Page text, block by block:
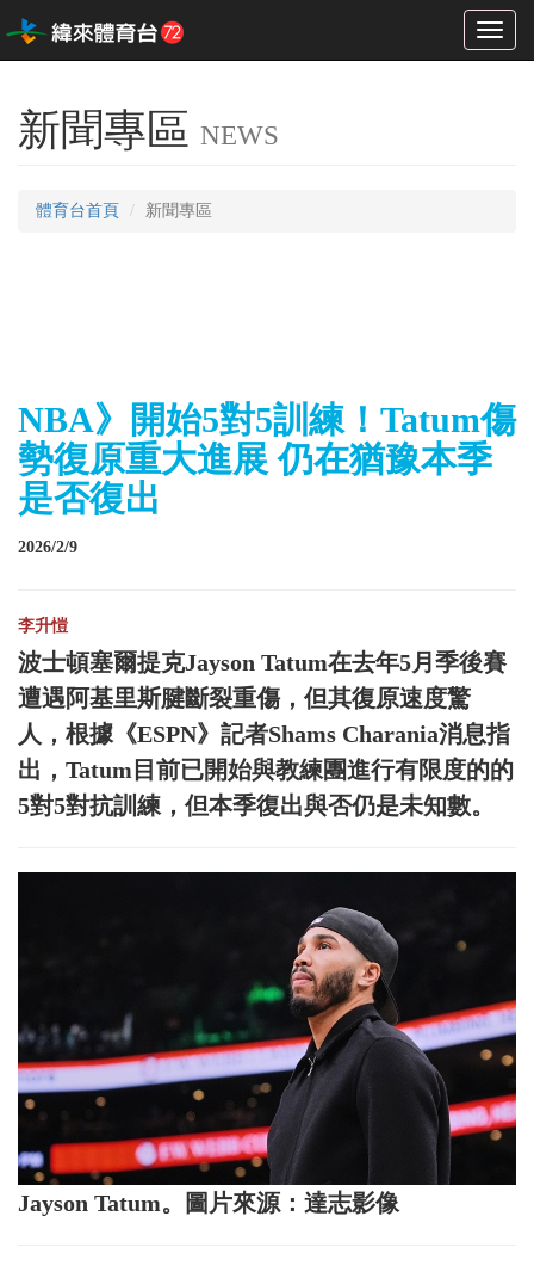
Toggle
新聞專區 NEWS
體育台首頁 新聞專區
NBA》開始5對5訓練！Tatum傷
勢復原重大進展 仍在猶豫本季
是否復出
2026/2/9
李升愷
波士頓塞爾提克Jayson Tatum在去年5月季後賽
遭遇阿基里斯腱斷裂重傷，但其復原速度驚
人，根據《ESPN》記者Shams Charania消息指
出，Tatum目前已開始與教練團進行有限度的的
5對5對抗訓練，但本季復出與否仍是未知數。
Jayson Tatum。圖片來源：達志影像